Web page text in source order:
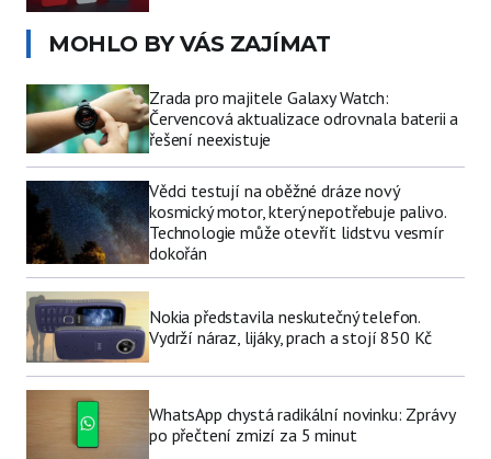
MOHLO BY VÁS ZAJÍMAT
Zrada pro majitele Galaxy Watch:
Červencová aktualizace odrovnala baterii a
řešení neexistuje
Vědci testují na oběžné dráze nový
kosmický motor, který nepotřebuje palivo.
Technologie může otevřít lidstvu vesmír
dokořán
Nokia představila neskutečný telefon.
Vydrží náraz, lijáky, prach a stojí 850 Kč
WhatsApp chystá radikální novinku: Zprávy
po přečtení zmizí za 5 minut